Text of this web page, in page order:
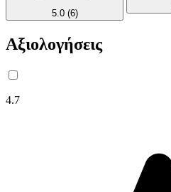
5.0 (6)
Αξιολογήσεις
4.7